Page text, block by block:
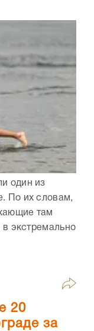
один из
По их словам,
там
экстремально
20
за